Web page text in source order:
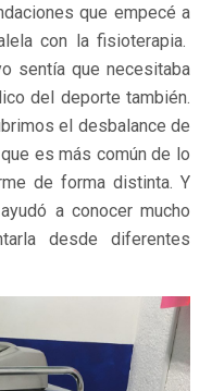
que empecé a
con la fisioterapia.
sentía que necesitaba
del deporte también.
el desbalance de
es más común de lo
de forma distinta. Y
a conocer mucho
desde diferentes